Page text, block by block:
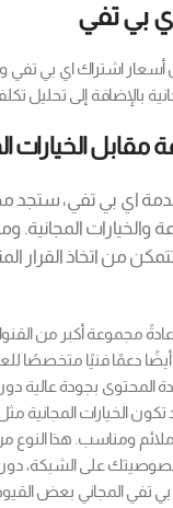
بي تفي
اشتراك اي بي تفي
بالإضافة إلى تحليل
مقابل الخيارات
اي بي تفي، ستجد
والخيارات المجانية.
من اتخاذ القرار
عادةً مجموعة أكبر من
أيضًا دعمًا فنيًا متخصصًا
المحتوى بجودة عالية
الخيارات المجانية
ومناسب. هذا النوع
خصوصيتك على الشبكة،
تفي المجاني بعض